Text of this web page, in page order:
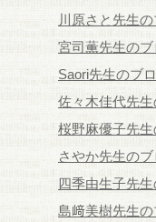
川原さと先生
宮司薫先生の
Saori先生のブ
佐々木佳代先
桜野麻優子先
さやか先生の
四季由生子先
島﨑美樹先生